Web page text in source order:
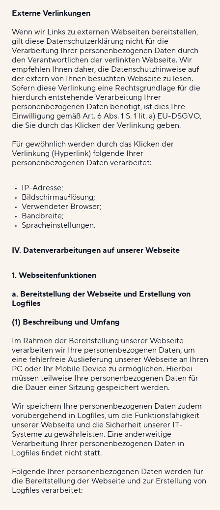
Externe Verlinkungen
Wenn wir Links zu externen Webseiten bereitstellen,
gilt diese Datenschutzerklärung nicht für die
Verarbeitung Ihrer personenbezogenen Daten durch
den Verantwortlichen der verlinkten Webseite. Wir
empfehlen Ihnen daher, die Datenschutzhinweise auf
der extern von Ihnen besuchten Webseite zu lesen.
Sofern diese Verlinkung eine Rechtsgrundlage für die
hierdurch entstehende Verarbeitung Ihrer
personenbezogenen Daten benötigt, ist dies Ihre
Einwilligung gemäß Art. 6 Abs. 1 S. 1 lit. a) EU-DSGVO,
die Sie durch das Klicken der Verlinkung geben.
Für gewöhnlich werden durch das Klicken der
Verlinkung (Hyperlink) folgende Ihrer
personenbezogenen Daten verarbeitet:
IP-Adresse;
Bildschirmauflösung;
Verwendeter Browser;
Bandbreite;
Spracheinstellungen.
IV. Datenverarbeitungen auf unserer Webseite
1. Webseitenfunktionen
a. Bereitstellung der Webseite und Erstellung von
Logfiles
(1) Beschreibung und Umfang
Im Rahmen der Bereitstellung unserer Webseite
verarbeiten wir Ihre personenbezogenen Daten, um
eine fehlerfreie Auslieferung unserer Webseite an Ihren
PC oder Ihr Mobile Device zu ermöglichen. Hierbei
müssen teilweise Ihre personenbezogenen Daten für
die Dauer einer Sitzung gespeichert werden.
Wir speichern Ihre personenbezogenen Daten zudem
vorübergehend in Logfiles, um die Funktionsfähigkeit
unserer Webseite und die Sicherheit unserer IT-
Systeme zu gewährleisten. Eine anderweitige
Verarbeitung Ihrer personenbezogenen Daten in
Logfiles findet nicht statt.
Folgende Ihrer personenbezogenen Daten werden für
die Bereitstellung der Webseite und zur Erstellung von
Logfiles verarbeitet: